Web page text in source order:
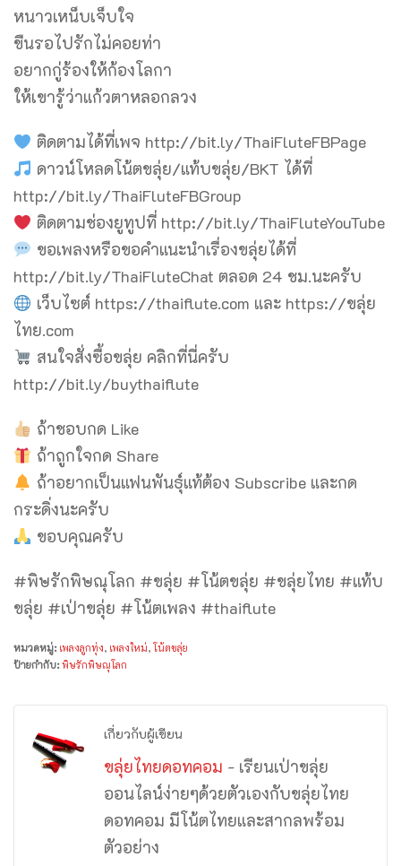
หนาวเหน็บเจ็บใจ
ขืนรอไปรักไม่คอยท่า
อยากกู่ร้องให้ก้องโลกา
ให้เขารู้ว่าแก้วตาหลอกลวง
ติดตามได้ที่เพจ http://bit.ly/ThaiFluteFBPage
ดาวน์โหลดโน้ตขลุ่ย/แท้บขลุ่ย/BKT ได้ที่
http://bit.ly/ThaiFluteFBGroup
ติดตามช่องยูทูปที่ http://bit.ly/ThaiFluteYouTube
ขอเพลงหรือขอคำแนะนำเรื่องขลุ่ยได้ที่
http://bit.ly/ThaiFluteChat ตลอด 24 ชม.นะครับ
เว็บไซต์ https://thaiflute.com และ https://ขลุ่ย
ไทย.com
สนใจสั่งซื้อขลุ่ย คลิกที่นี่ครับ
http://bit.ly/buythaiflute
ถ้าชอบกด Like
ถ้าถูกใจกด Share
ถ้าอยากเป็นแฟนพันธุ์แท้ต้อง Subscribe และกด
กระดิ่งนะครับ
ขอบคุณครับ
#พิษรักพิษณุโลก #ขลุ่ย #โน้ตขลุ่ย #ขลุ่ยไทย #แท้บ
ขลุ่ย #เป่าขลุ่ย #โน้ตเพลง #thaiflute
หมวดหมู่: เพลงลูกทุ่ง, เพลงใหม่, โน้ตขลุ่ย
ป้ายกำกับ:พิษรักพิษณุโลก
เกี่ยวกับผู้เขียน
ขลุ่ยไทยดอทคอม - เรียนเป่าขลุ่ย
ออนไลน์ง่ายๆด้วยตัวเองกับขลุ่ยไทย
ดอทคอม มีโน้ตไทยและสากลพร้อม
ตัวอย่าง